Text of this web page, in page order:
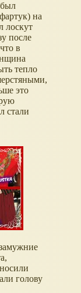
на
лоскут
после
в
тепло
это
стали
голову